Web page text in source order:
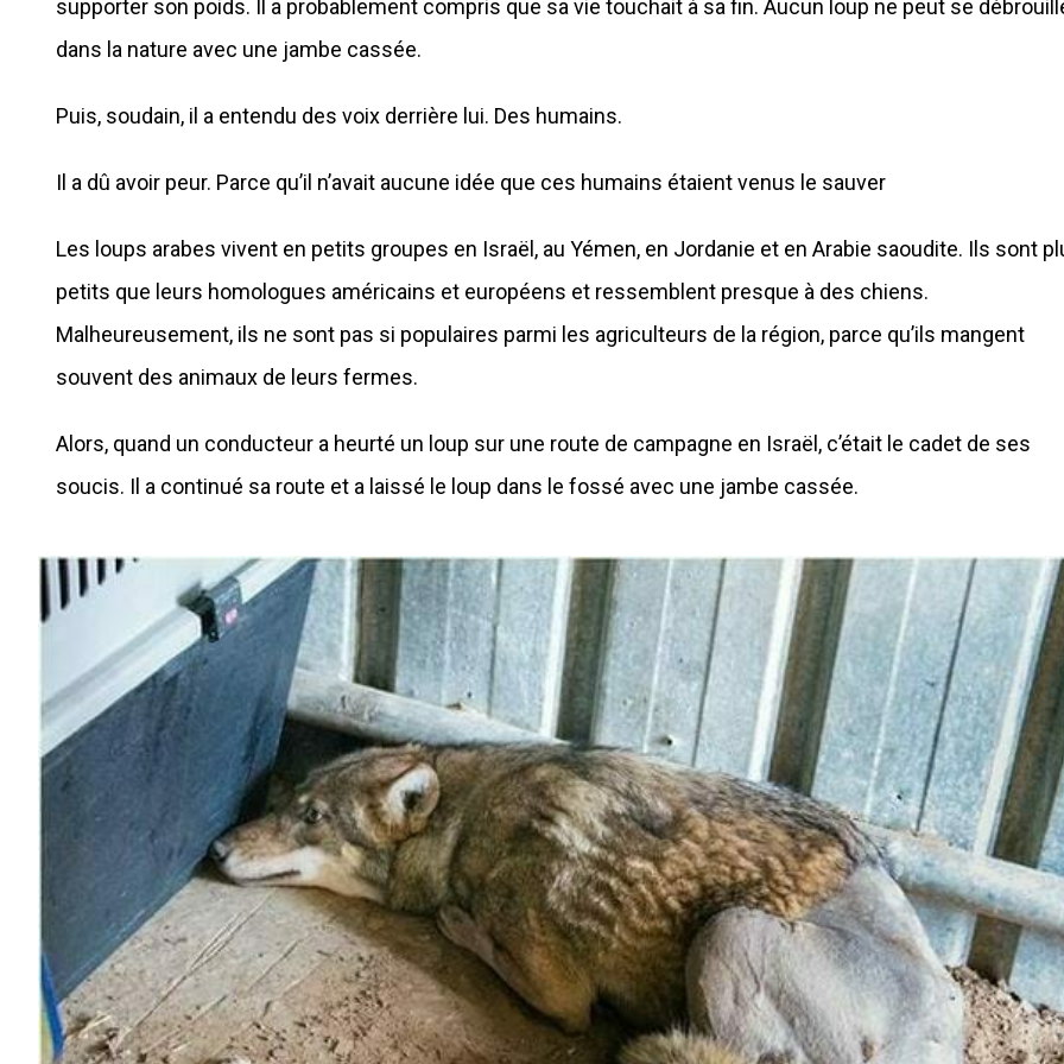
supporter son poids. Il a probablement compris que sa vie touchait à sa fin. Aucun loup ne peut se
dans la nature avec une jambe cassée.
Puis, soudain, il a entendu des voix derrière lui. Des humains.
Il a dû avoir peur. Parce qu’il n’avait aucune idée que ces humains étaient venus le sauver
Les loups arabes vivent en petits groupes en Israël, au Yémen, en Jordanie et en Arabie saoudite. Ils sont
petits que leurs homologues américains et européens et ressemblent presque à des chiens.
Malheureusement, ils ne sont pas si populaires parmi les agriculteurs de la région, parce qu’ils mangent
souvent des animaux de leurs fermes.
Alors, quand un conducteur a heurté un loup sur une route de campagne en Israël, c’était le cadet de ses
soucis. Il a continué sa route et a laissé le loup dans le fossé avec une jambe cassée.